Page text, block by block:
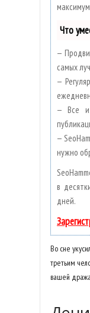
Что
—
самых
—
— Все
—
нужно
в
дней.
Во сне
третьим
вашей